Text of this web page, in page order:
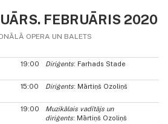
FEBRUĀRIS 2020
OPERA UN BALETS
19:00 Diriģents: Farhads Stade
15:00 Diriģents: Mārtiņš Ozoliņš
19:00
Muzikālais vadītājs un
diriģents: Mārtiņš Ozoliņš